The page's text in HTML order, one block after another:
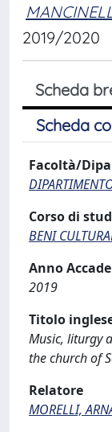
2019/2020
Scheda
Scheda
Facoltà/
Corso di
BENI
Anno
2019
Titolo
Music, liturgy
the church of
Relatore
MORELLI,